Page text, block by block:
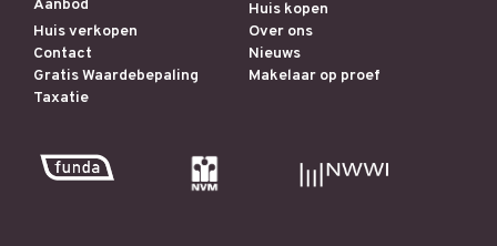
Aanbod
Huis kopen
Huis verkopen
Over ons
Contact
Nieuws
Gratis Waardebepaling
Makelaar op proef
Taxatie